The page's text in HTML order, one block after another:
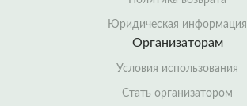
Юридическая информация
Организаторам
Условия использования
Стать организатором